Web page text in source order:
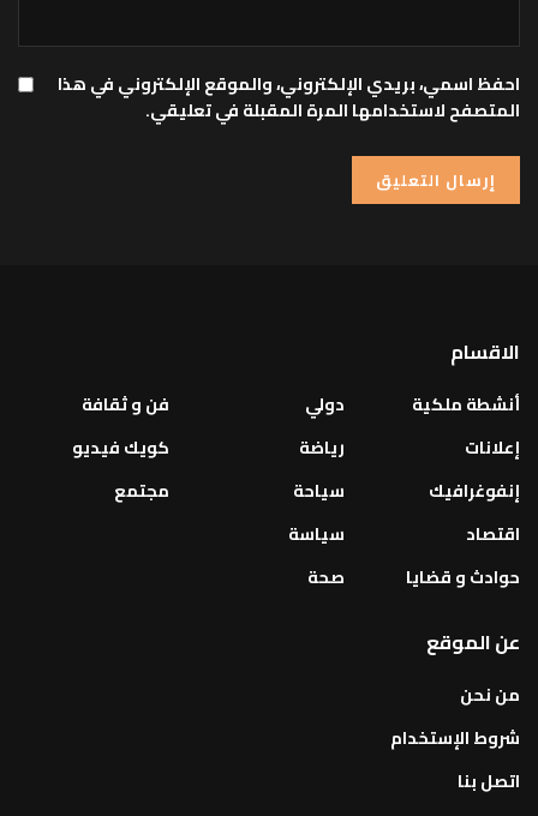
احفظ اسمي، بريدي الإلكتروني، والموقع الإلكتروني في هذا
المتصفح لاستخدامها المرة المقبلة في تعليقي.
الاقسام
أنشطة ملكية
إعلانات
إنفوغرافيك
اقتصاد
حوادث و قضايا
دولي
رياضة
سياحة
سياسة
صحة
فن و ثقافة
كويك فيديو
مجتمع
عن الموقع
من نحن
شروط الإستخدام
اتصل بنا